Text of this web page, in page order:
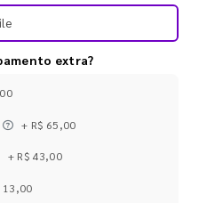
extra?
+ R$ 65,00
+ R$ 43,00
13,00